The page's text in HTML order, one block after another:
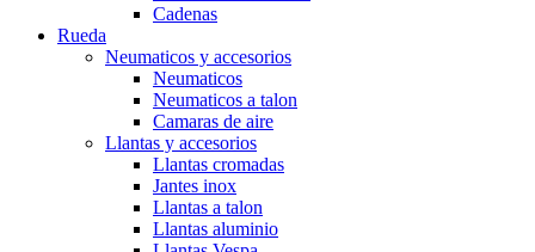
Cadenas
Rueda
Neumaticos y accesorios
Neumaticos
Neumaticos a talon
Camaras de aire
Llantas y accesorios
Llantas cromadas
Jantes inox
Llantas a talon
Llantas aluminio